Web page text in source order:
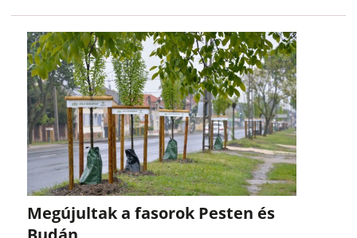
Megújultak a fasorok Pesten és